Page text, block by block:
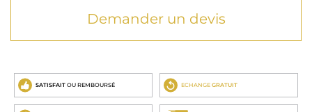
Demander un devis
SATISFAIT OU REMBOURSÉ ECHANGE GRATUIT